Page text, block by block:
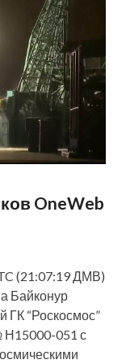
OneWeb
(21:07:19 ДМВ)
Байконур
ГК “Роскосмос”
Н15000-051 с